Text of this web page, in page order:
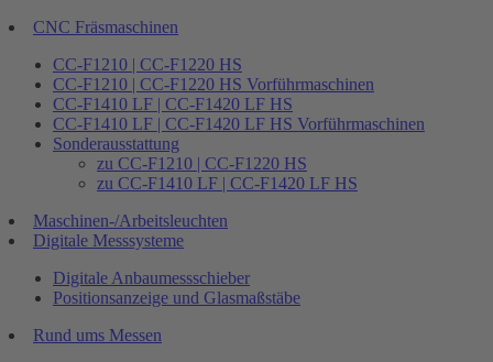
CNC Fräsmaschinen
CC-F1210 | CC-F1220 HS
CC-F1210 | CC-F1220 HS Vorführmaschinen
CC-F1410 LF | CC-F1420 LF HS
CC-F1410 LF | CC-F1420 LF HS Vorführmaschinen
Sonderausstattung
zu CC-F1210 | CC-F1220 HS
zu CC-F1410 LF | CC-F1420 LF HS
Maschinen-/Arbeitsleuchten
Digitale Messsysteme
Digitale Anbaumessschieber
Positionsanzeige und Glasmaßstäbe
Rund ums Messen